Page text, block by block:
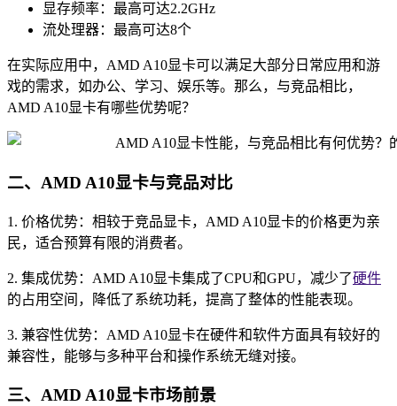
显存频率：最高可达2.2GHz
流处理器：最高可达8个
在实际应用中，AMD A10显卡可以满足大部分日常应用和游
戏的需求，如办公、学习、娱乐等。那么，与竞品相比，
AMD A10显卡有哪些优势呢？
二、AMD A10显卡与竞品对比
1. 价格优势：相较于竞品显卡，AMD A10显卡的价格更为亲
民，适合预算有限的消费者。
2. 集成优势：AMD A10显卡集成了CPU和GPU，减少了硬件
的占用空间，降低了系统功耗，提高了整体的性能表现。
3. 兼容性优势：AMD A10显卡在硬件和软件方面具有较好的
兼容性，能够与多种平台和操作系统无缝对接。
三、AMD A10显卡市场前景